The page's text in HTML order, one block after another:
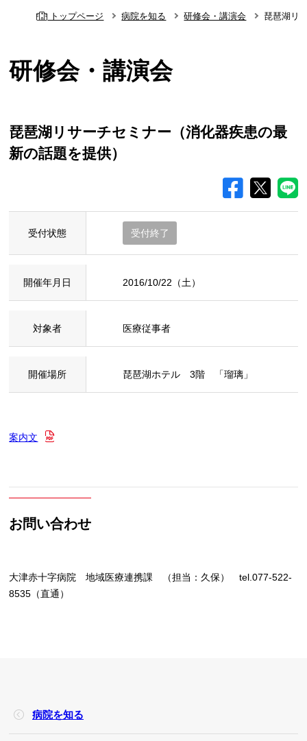
トップページ 病院を知る 研修会・講演会 琵琶湖リ
研修会・講演会
琵琶湖リサーチセミナー（消化器疾患の最
新の話題を提供）
受付状態 受付終了
開催年月日 2016/10/22（土）
対象者 医療従事者
開催場所 琵琶湖ホテル 3階 「瑠璃」
案内文
お問い合わせ
大津赤十字病院 地域医療連携課 （担当：久保） tel.077-522-
8535（直通）
病院を知る